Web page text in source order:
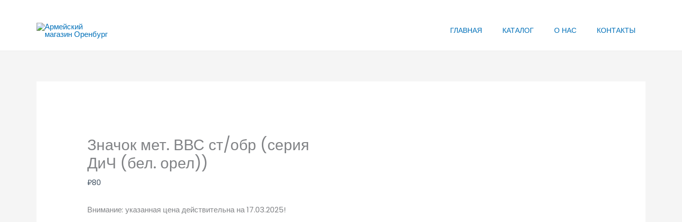
содержимому
ГЛАВНАЯ КАТАЛОГ О НАС КОНТАКТЫ
Значок мет. ВВС ст/обр (серия
ДиЧ (бел. орел))
₽80
Внимание: указанная цена действительна на 17.03.2025!